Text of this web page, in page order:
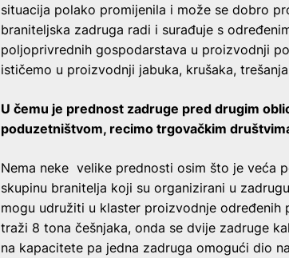
situacija polako promijenila i može se dobro
braniteljska zadruga radi i surađuje s
poljoprivrednih gospodarstava u proizvodnji
ističemo u proizvodnji jabuka, krušaka,
U čemu je prednost zadruge pred drugim
poduzetništvom, recimo trgovačkim
Nema neke velike prednosti osim što je veća
skupinu branitelja koji su organizirani u
mogu udružiti u klaster proizvodnje
traži 8 tona češnjaka, onda se dvije zadruge
na kapacitete pa jedna zadruga omogući dio